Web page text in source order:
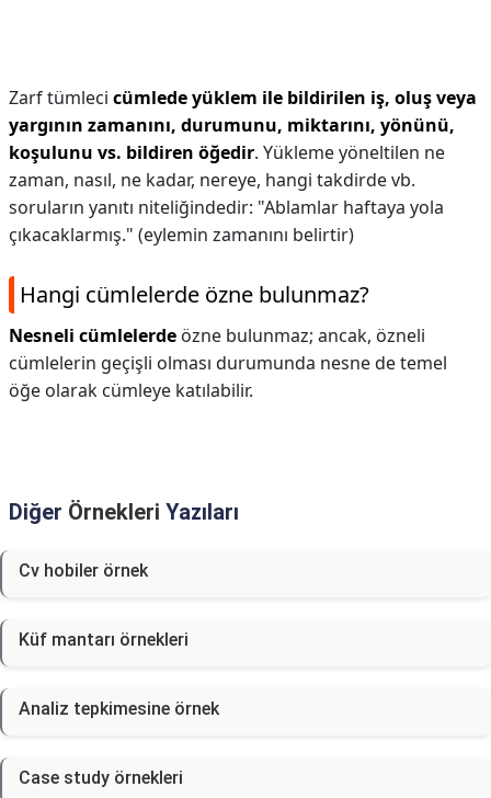
Zarf tümleci cümlede yüklem ile bildirilen iş, oluş veya
yargının zamanını, durumunu, miktarını, yönünü,
koşulunu vs. bildiren öğedir. Yükleme yöneltilen ne
zaman, nasıl, ne kadar, nereye, hangi takdirde vb.
soruların yanıtı niteliğindedir: "Ablamlar haftaya yola
çıkacaklarmış." (eylemin zamanını belirtir)
Hangi cümlelerde özne bulunmaz?
Nesneli cümlelerde özne bulunmaz; ancak, özneli
cümlelerin geçişli olması durumunda nesne de temel
öğe olarak cümleye katılabilir.
Diğer Örnekleri Yazıları
Cv hobiler örnek
Küf mantarı örnekleri
Analiz tepkimesine örnek
Case study örnekleri